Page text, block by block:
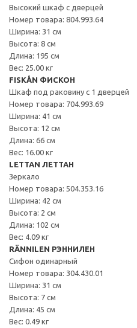
Высокий шкаф с дверцей
Номер товара: 804.993.64
Ширина: 31 см
Высота: 8 см
Длина: 195 см
Вес: 25.00 кг
FISKÅN ФИСКОН
Шкаф под раковину с 1 дверцей
Номер товара: 704.993.69
Ширина: 41 см
Высота: 12 см
Длина: 66 см
Вес: 16.00 кг
LETTAN ЛЕТТАН
Зеркало
Номер товара: 504.353.16
Ширина: 42 см
Высота: 2 см
Длина: 102 см
Вес: 4.09 кг
RÄNNILEN РЭННИЛЕН
Сифон одинарный
Номер товара: 304.430.01
Ширина: 31 см
Высота: 7 см
Длина: 45 см
Вес: 0.49 кг